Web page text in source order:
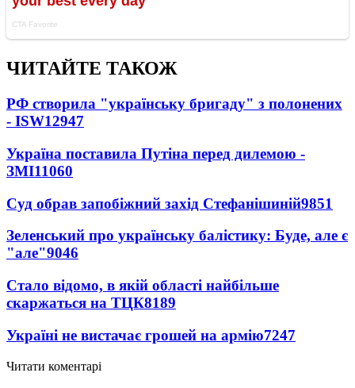
ЧИТАЙТЕ ТАКОЖ
РФ створила "українську бригаду" з полонених
- ISW12947
Україна поставила Путіна перед дилемою -
ЗМІ11060
Суд обрав запобіжний захід Стефанішиній9851
Зеленський про українську балістику: Буде, але є
"але"9046
Стало відомо, в якій області найбільше
скаржаться на ТЦК8189
Україні не вистачає грошей на армію7247
Читати коментарі